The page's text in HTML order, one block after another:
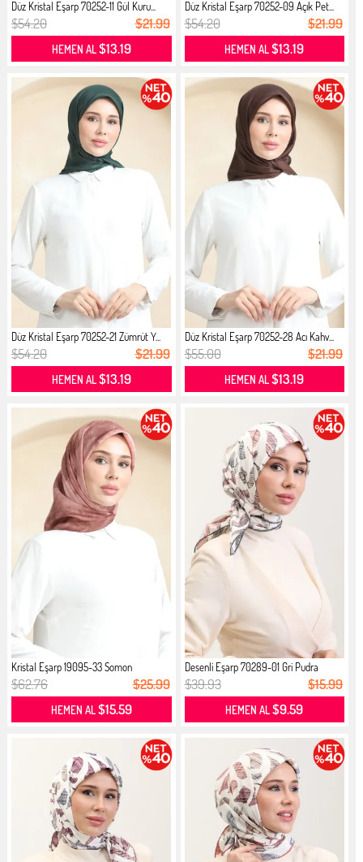
Düz Kristal Eşarp 70252-11 Gül Kuru...
$54.20 $21.99
HEMEN AL$13.19
Düz Kristal Eşarp 70252-09 Açık Pet...
$54.20 $21.99
HEMEN AL$13.19
Düz Kristal Eşarp 70252-21 Zümrüt Y...
$54.20 $21.99
HEMEN AL$13.19
Düz Kristal Eşarp 70252-28 Acı Kahv...
$55.00 $21.99
HEMEN AL$13.19
Kristal Eşarp 19095-33 Somon
$62.76 $25.99
HEMEN AL$15.59
Desenli Eşarp 70289-01 Gri Pudra
$39.93 $15.99
HEMEN AL$9.59